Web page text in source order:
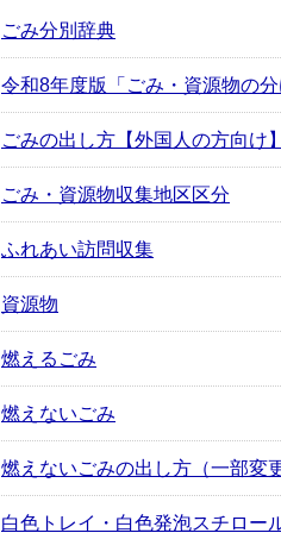
ごみ分別辞典
令和8年度版「ごみ・資源物の
ごみの出し方【外国人の方向け】
ごみ・資源物収集地区区分
ふれあい訪問収集
資源物
燃えるごみ
燃えないごみ
燃えないごみの出し方（一部変更
白色トレイ・白色発泡スチロー